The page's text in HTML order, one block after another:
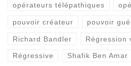
opérateurs télépathiques
pouvoir créateur pouvoir
Richard Bandler Régression
Régressive Shafik Ben Amar